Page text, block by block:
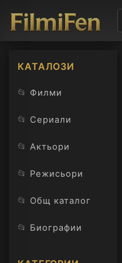
КАТАЛОЗИ
📂 Филми
📂 Сериали
📂 Актьори
📂 Режисьори
📂 Общ каталог
📂 Биографии